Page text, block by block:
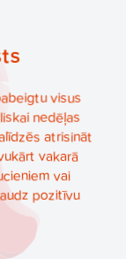
visus
nedēļas
atrisināt
vakarā
vai
pozitīvu